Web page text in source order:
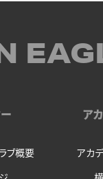
ブ概要
ア
アカ